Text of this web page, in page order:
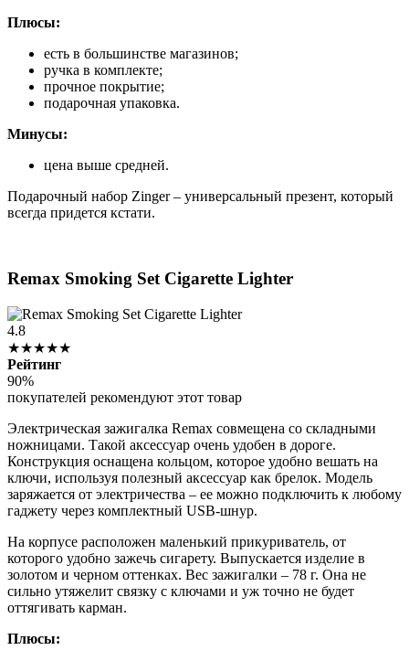
Плюсы:
есть в большинстве магазинов;
ручка в комплекте;
прочное покрытие;
подарочная упаковка.
Минусы:
цена выше средней.
Подарочный набор Zinger – универсальный презент, который
всегда придется кстати.
Remax Smoking Set Cigarette Lighter
4.8
★★★★★
Рейтинг
90%
покупателей рекомендуют этот товар
Электрическая зажигалка Remax совмещена со складными
ножницами. Такой аксессуар очень удобен в дороге.
Конструкция оснащена кольцом, которое удобно вешать на
ключи, используя полезный аксессуар как брелок. Модель
заряжается от электричества – ее можно подключить к любому
гаджету через комплектный USB-шнур.
На корпусе расположен маленький прикуриватель, от
которого удобно зажечь сигарету. Выпускается изделие в
золотом и черном оттенках. Вес зажигалки – 78 г. Она не
сильно утяжелит связку с ключами и уж точно не будет
оттягивать карман.
Плюсы: